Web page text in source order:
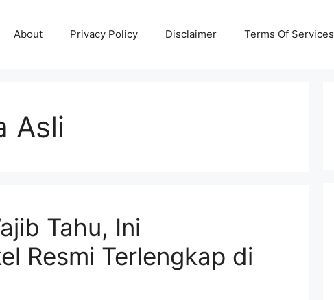
About Privacy Policy Disclaimer Terms Of Services
Asli
Tahu, Ini
Resmi Terlengkap di